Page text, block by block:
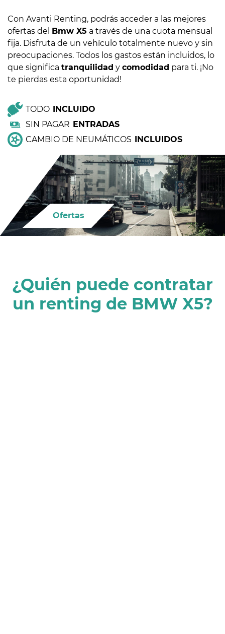
Ofertas
Con Avanti Renting, podrás acceder a las mejores
ofertas del
Bmw X5 a través de una cuota mensual
fija. Disfruta de un vehículo totalmente nuevo y sin
preocupaciones. Todos los gastos están incluidos, lo
que significa tranquilidad y comodidad para ti. ¡No
te pierdas esta oportunidad!
TODO
INCLUIDO
SIN PAGAR ENTRADAS
CAMBIO DE NEUMÁTICOS
INCLUIDOS
¿Quién puede contratar
un renting de BMW X5?